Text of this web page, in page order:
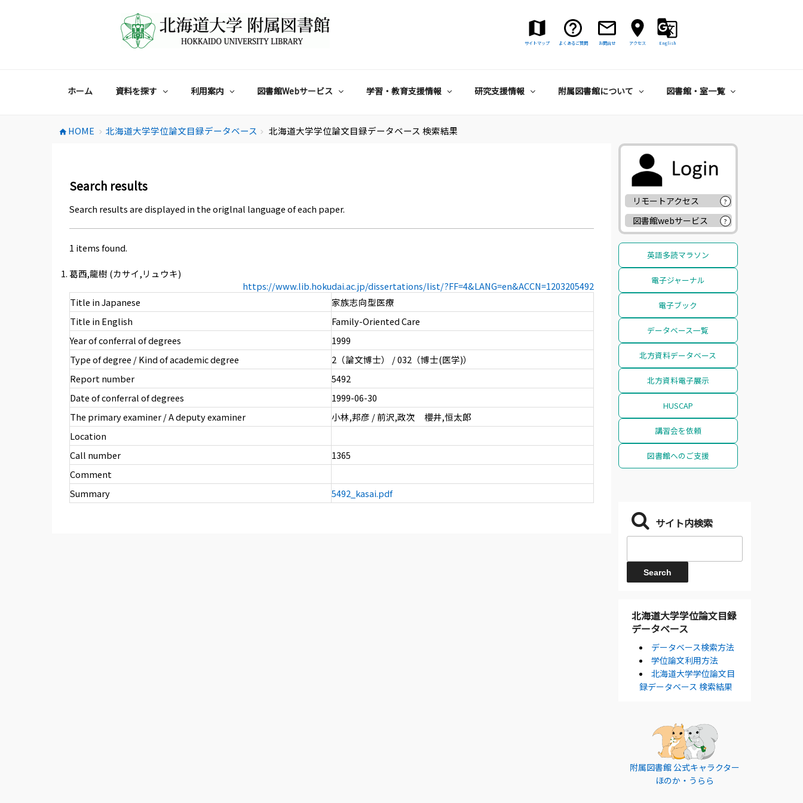
サイトマップ よくあるご質問 お問合せ アクセス English
ホーム 資料を探す 利用案内 図書館Webサービス 学習・教育支援情報 研究支援情報 附属図書館について 図書館・室一覧
home HOME chevron_right 北海道大学学位論文目録データベース chevron_right 北海道大学学位論文目録データベース 検索結果
Search results
Search results are displayed in the origlnal language of each paper.
1 items found.
葛西,龍樹 (カサイ,リュウキ)
https://www.lib.hokudai.ac.jp/dissertations/list/?FF=4&LANG=en&ACCN=1203205492
Title in Japanese
家族志向型医療
Title in English
Family-Oriented Care
Year of conferral of degrees
1999
Type of degree / Kind of academic degree
2（論文博士） / 032（博士(医学)）
Report number
5492
Date of conferral of degrees
1999-06-30
The primary examiner / A deputy examiner
小林,邦彦 / 前沢,政次 櫻井,恒太郎
Location
Call number
1365
Comment
Summary
5492_kasai.pdf
リモートアクセス ?
図書館webサービス ?
英語多読マラソン
電子ジャーナル
電子ブック
データベース一覧
北方資料データベース
北方資料電子展示
HUSCAP
講習会を依頼
図書館へのご支援
サイト内検索
北海道大学学位論文目録
データベース
データベース検索方法
学位論文利用方法
北海道大学学位論文目
録データベース 検索結果
附属図書館 公式キャラクター
ほのか・うらら